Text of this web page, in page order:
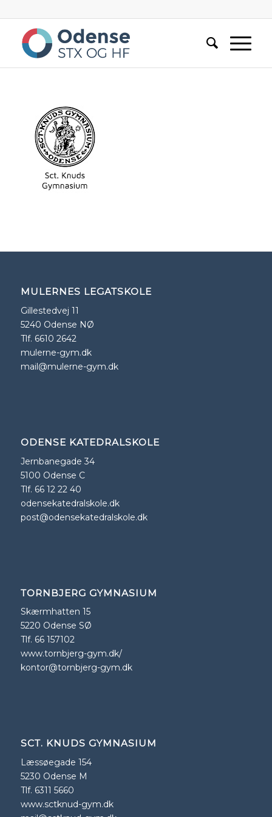
MULERNES LEGATSKOLE
Gillestedvej 11
5240 Odense NØ
Tlf. 6610 2642
mulerne-gym.dk
mail@mulerne-gym.dk
ODENSE KATEDRALSKOLE
Jernbanegade 34
5100 Odense C
Tlf. 66 12 22 40
odensekatedralskole.dk
post@odensekatedralskole.dk
TORNBJERG GYMNASIUM
Skærmhatten 15
5220 Odense SØ
Tlf. 66 157102
www.tornbjerg-gym.dk/
kontor@tornbjerg-gym.dk
SCT. KNUDS GYMNASIUM
Læssøegade 154
5230 Odense M
Tlf. 6311 5660
www.sctknud-gym.dk